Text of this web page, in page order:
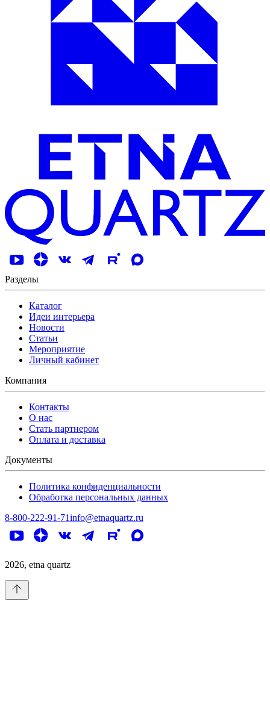
Разделы
Каталог
Идеи интерьера
Новости
Статьи
Мероприятие
Личный кабинет
Компания
Контакты
О нас
Стать партнером
Оплата и доставка
Документы
Политика конфиденциальности
Обработка персональных данных
8-800-222-91-71info@etnaquartz.ru
2026, etna quartz